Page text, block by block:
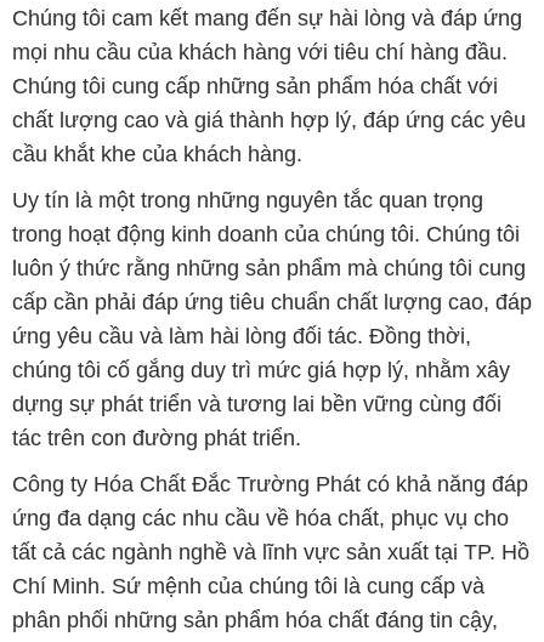
Chúng tôi cam kết mang đến sự hài lòng và đáp ứng
mọi nhu cầu của khách hàng với tiêu chí hàng đầu.
Chúng tôi cung cấp những sản phẩm hóa chất với
chất lượng cao và giá thành hợp lý, đáp ứng các yêu
cầu khắt khe của khách hàng.
Uy tín là một trong những nguyên tắc quan trọng
trong hoạt động kinh doanh của chúng tôi. Chúng tôi
luôn ý thức rằng những sản phẩm mà chúng tôi cung
cấp cần phải đáp ứng tiêu chuẩn chất lượng cao, đáp
ứng yêu cầu và làm hài lòng đối tác. Đồng thời,
chúng tôi cố gắng duy trì mức giá hợp lý, nhằm xây
dựng sự phát triển và tương lai bền vững cùng đối
tác trên con đường phát triển.
Công ty Hóa Chất Đắc Trường Phát có khả năng đáp
ứng đa dạng các nhu cầu về hóa chất, phục vụ cho
tất cả các ngành nghề và lĩnh vực sản xuất tại TP. Hồ
Chí Minh. Sứ mệnh của chúng tôi là cung cấp và
phân phối những sản phẩm hóa chất đáng tin cậy,